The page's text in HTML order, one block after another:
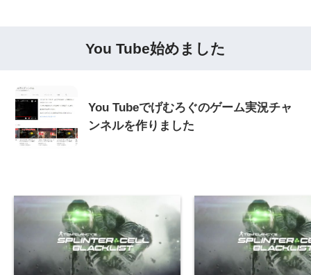
You Tube始めました
You Tubeでげむろぐのゲーム実況チャ
ンネルを作りました